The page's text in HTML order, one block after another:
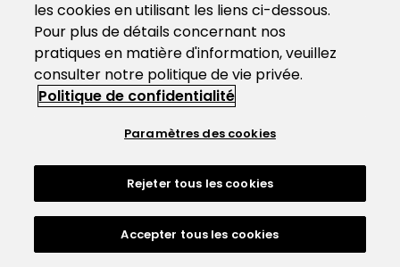
les cookies en utilisant les liens ci-dessous.
Pour plus de détails concernant nos
pratiques en matière d'information, veuillez
consulter notre politique de vie privée.
Politique de confidentialité
Paramètres des cookies
Rejeter tous les cookies
Accepter tous les cookies